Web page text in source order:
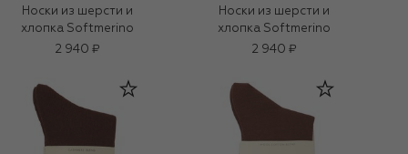
Носки из шерсти и
хлопка Softmerino
2 940 ₽
Носки из шерсти и
хлопка Softmerino
2 940 ₽